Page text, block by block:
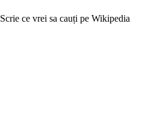
Scrie ce vrei sa cauți pe Wikipedia